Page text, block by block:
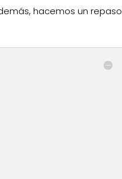
hacemos un repaso